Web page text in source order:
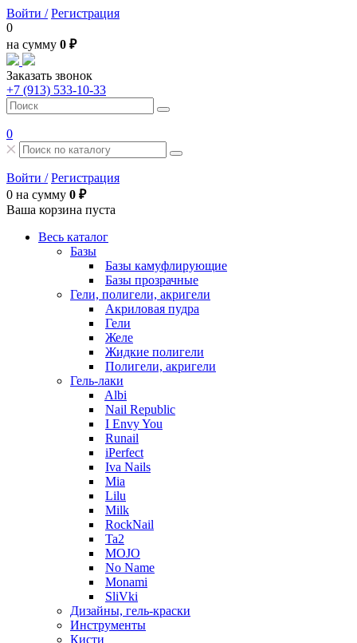
Войти / Регистрация
0
на сумму 0 ₽
Заказать звонок
+7 (913) 533-10-33
0
Войти / Регистрация
0 на сумму 0 ₽
Ваша корзина пуста
Весь каталог
Базы
Базы камуфлирующие
Базы прозрачные
Гели, полигели, акригели
Акриловая пудра
Гели
Желе
Жидкие полигели
Полигели, акригели
Гель-лаки
Albi
Nail Republic
I Envy You
Runail
iPerfect
Iva Nails
Mia
Lilu
Milk
RockNail
Ta2
MOJO
No Name
Monami
SliVki
Дизайны, гель-краски
Инструменты
Кисти